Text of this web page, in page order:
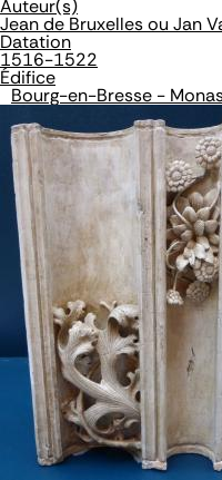
Auteur(s)
Jean de Bruxelles ou Jan
Datation
1516-1522
Édifice
Bourg-en-Bresse -